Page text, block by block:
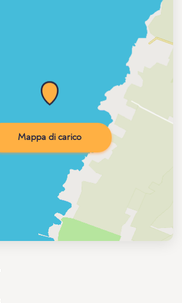
Mappa di carico